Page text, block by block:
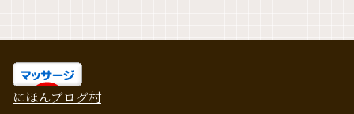
にほんブログ村